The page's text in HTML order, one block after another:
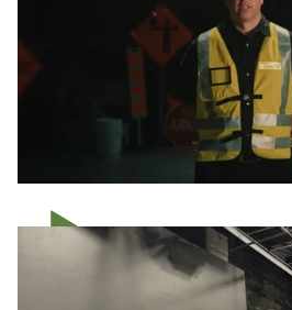
Jouer la vidéo